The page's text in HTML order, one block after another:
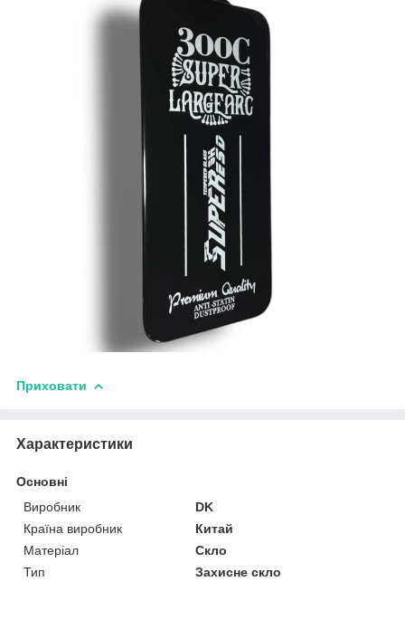
Приховати
Характеристики
Основні
Виробник
DK
Країна виробник
Китай
Матеріал
Скло
Тип
Захисне скло